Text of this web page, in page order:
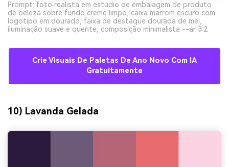
Prompt: foto realista em estúdio de embalagem de produto
de beleza sobre fundo creme limpo, caixa marrom escuro com
logotipo em dourado, faixa de destaque dourada de mel,
iluminação suave e quente, composição minimalista --ar 3:2
Crie Visuais De Paletas De Ano Novo Com IA
Gratuitamente
10) Lavanda Gelada